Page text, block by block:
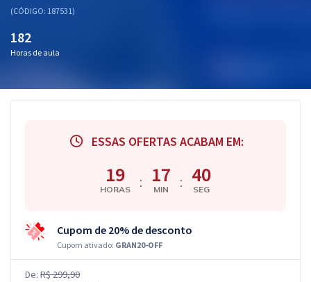
Aprovados
(CÓDIGO: 187531)
182
Horas de aula
ESSAS OFERTAS ACABAM EM:
19
HORAS : 17
MIN : 39
SEG
Cupom de 20% de desconto
Cupom ativado: GRAN20-OFF
De: R$ 299,90